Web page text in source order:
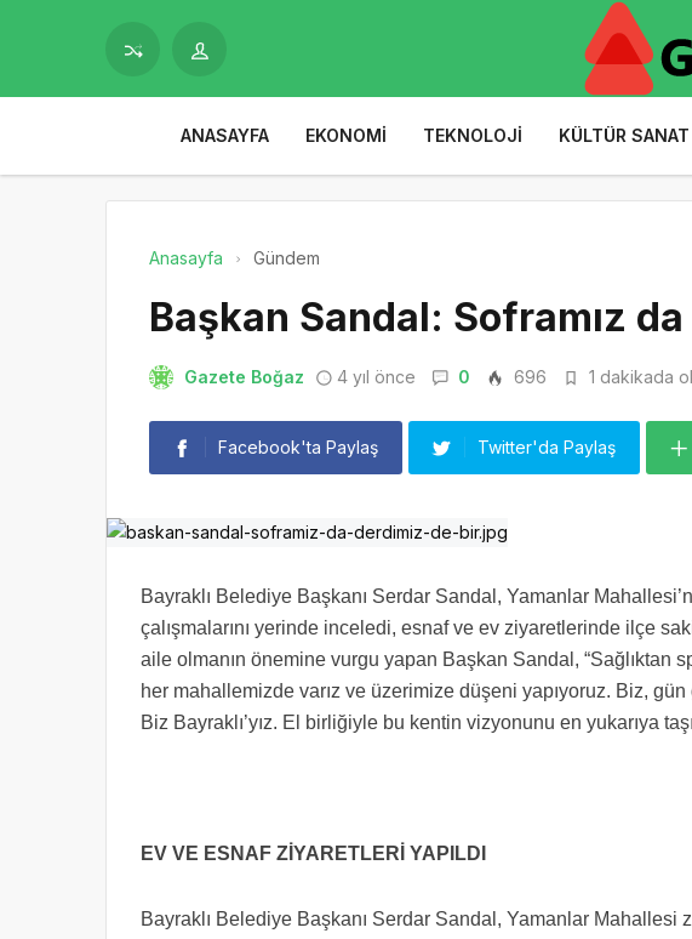
ANASAYFA EKONOMI TEKNOLOJI KÜLTÜR SANAT
Anasayfa Gündem
Başkan Sandal: Soframız
Gazete Boğaz 4 yıl önce 0 696 1 dakikada
Facebook'ta Paylaş Twitter'da Paylaş
Bayraklı Belediye Başkanı Serdar Sandal, Yamanlar
çalışmalarını yerinde inceledi, esnaf ve ev ziyaretlerinde ilçe
aile olmanın önemine vurgu yapan Başkan Sandal, “Sağlıktan
her mahallemizde varız ve üzerimize düşeni yapıyoruz. Biz,
Biz Bayraklı’yız. El birliğiyle bu kentin vizyonunu en yukarıya
EV VE ESNAF ZİYARETLERİ YAPILDI
Bayraklı Belediye Başkanı Serdar Sandal, Yamanlar Mahallesi